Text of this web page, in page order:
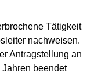
Tätigkeit
nachweisen.
Antragstellung an
beendet